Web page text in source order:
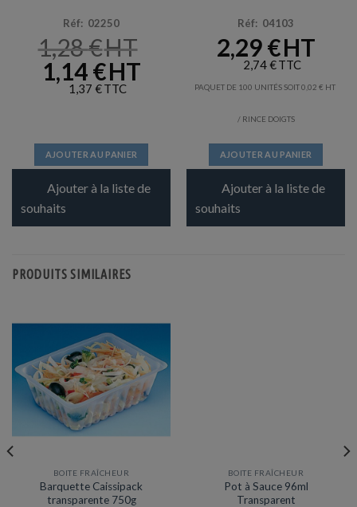
Réf: 02250
1,28€
LE
PRIX
INITIAL
ÉTAIT :
1,14€
LE
1,37 €
AJOUTER AU PANIER
Ajouter à la liste de
souhaits
Réf: 04103
2,29€
2,74€
PAQUET DE 100 UNITÉS SOIT0,02 €
/ RINCE DOIGTS
AJOUTER AU PANIER
Ajouter à la liste de
souhaits
PRODUITS SIMILAIRES
BOITE FRAÎCHEUR
Barquette Caissipack
transparente 750g
Prix en baisse
BOITE FRAÎCHEUR
Pot à Sauce 96ml
Transparent